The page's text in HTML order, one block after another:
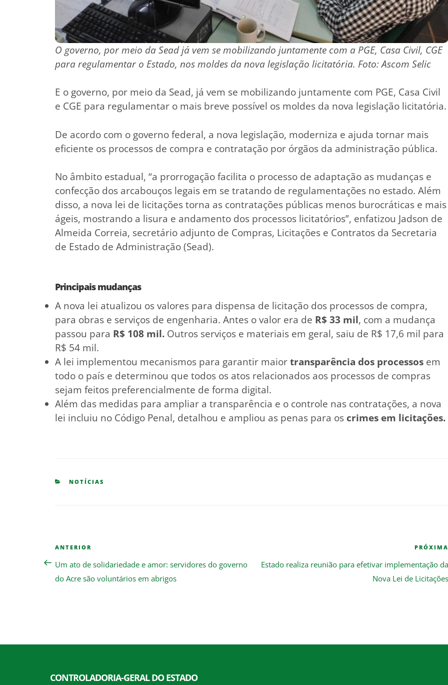
O governo, por meio da Sead já vem se mobilizando juntamente com a PGE, Casa Civil, CGE
para regulamentar o Estado, nos moldes da nova legislação licitatória. Foto: Ascom Selic
E o governo, por meio da Sead, já vem se mobilizando juntamente com PGE, Casa Civil
e CGE para regulamentar o mais breve possível os moldes da nova legislação licitatória.
De acordo com o governo federal, a nova legislação, moderniza e ajuda tornar mais
eficiente os processos de compra e contratação por órgãos da administração pública.
No âmbito estadual, “a prorrogação facilita o processo de adaptação as mudanças e
confecção dos arcabouços legais em se tratando de regulamentações no estado. Além
disso, a nova lei de licitações torna as contratações públicas menos burocráticas e mais
ágeis, mostrando a lisura e andamento dos processos licitatórios”, enfatizou Jadson de
Almeida Correia, secretário adjunto de Compras, Licitações e Contratos da Secretaria
de Estado de Administração (Sead).
Principais mudanças
A nova lei atualizou os valores para dispensa de licitação dos processos de compra,
para obras e serviços de engenharia. Antes o valor era de R$ 33 mil, com a mudança
passou para R$ 108 mil. Outros serviços e materiais em geral, saiu de R$ 17,6 mil para
R$ 54 mil.
A lei implementou mecanismos para garantir maiortransparência dos processos em
todo o país e determinou que todos os atos relacionados aos processos de compras
sejam feitos preferencialmente de forma digital.
Além das medidas para ampliar a transparência e o controle nas contratações, a nova
lei incluiu no Código Penal, detalhou e ampliou as penas para os crimes em licitações.
CATEGORIES
NOTÍCIAS
Navegação
Post
Previous
Post
ANTERIOR
Um ato de solidariedade e amor: servidores do governo
do Acre são voluntários em abrigos
PRÓXIMA
Estado realiza reunião para efetivar implementação da
Nova Lei de Licitações
CONTROLADORIA-GERAL DO ESTADO